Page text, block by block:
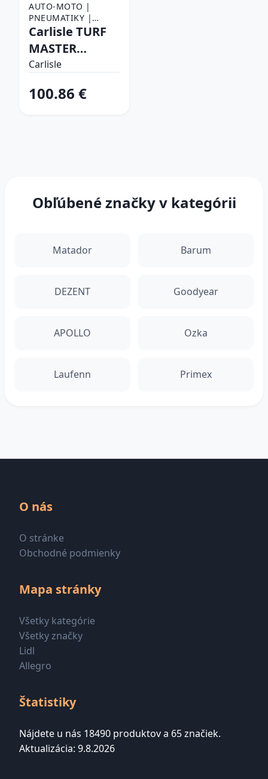
AUTO-MOTO |
PNEUMATIKY |
NÁKLADNÉ
Carlisle TURF
MASTER
22/X11,00 -10
Carlisle
100.86 €
Obľúbené značky v kategórii
Matador Barum
DEZENT Goodyear
APOLLO Ozka
Laufenn Primex
O nás
O stránke
Obchodné podmienky
Mapa stránky
Všetky kategórie
Všetky značky
Lidl
Allegro
Štatistiky
Nájdete u nás 18490 produktov a 65 značiek.
Aktualizácia: 9.8.2026